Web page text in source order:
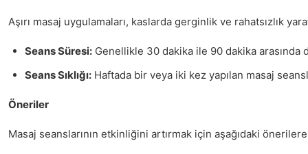
Aşırı masaj uygulamaları, kaslarda gerginlik ve rahatsızlık
Seans Süresi: Genellikle 30 dakika ile 90 dakika
Seans Sıklığı: Haftada bir veya iki kez yapılan masaj
Öneriler
Masaj seanslarının etkinliğini artırmak için aşağıdaki